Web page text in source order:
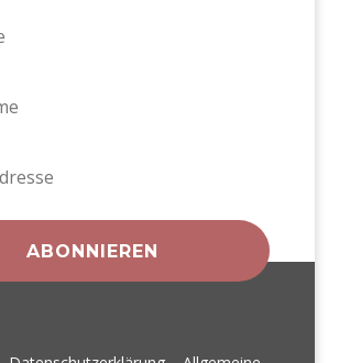
ABONNIEREN